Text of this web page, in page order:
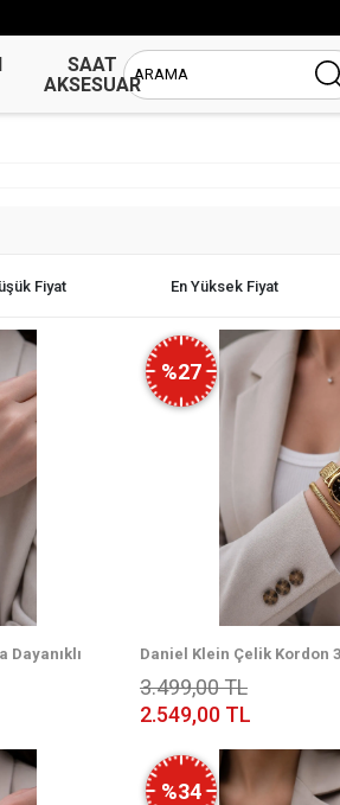
SAAT
AKSESUAR
UNİSEX
Fiyat En Yüksek Fiyat
Dayanıklı
%27
Daniel Klein Çelik Kordon
Özel Tasarım Kadın Kol
VS.BLKT.1010
3.499,00 TL
2.549,00 TL
%34